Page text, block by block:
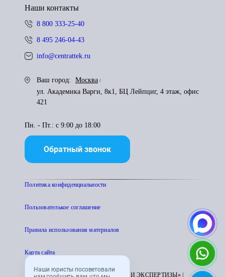
Наши юристы посоветовали
Наши контакты
8 800 333-25-40
8 495 246-04-43
info@centrattek.ru
Ваш город:
Москва
ул. Академика Варги, 8к1, БЦ Лейпциг, 4 этаж, офис
421
Пн. - Пт.: с 9:00 до 18:00
Обратный звонок
Политика конфиденциальности
Пользователькое соглашение
Правила использования материалов
Карта сайта
© 1995 - 2026 «ЦЕНТР АТТЕСТАЦИИ И ЭКСПЕРТИЗЫ» |